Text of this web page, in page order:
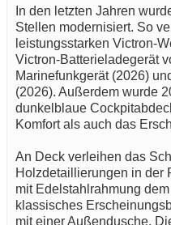
In den letzten Jahren
Stellen modernisiert. So
leistungsstarken Victron-
Victron-Batterieladegerät
Marinefunkgerät (2026)
(2026). Außerdem wurde
dunkelblaue
Komfort als auch das
An Deck verleihen das
Holzdetaillierungen in der
mit Edelstahlrahmung
klassisches
mit einer Außendusche,